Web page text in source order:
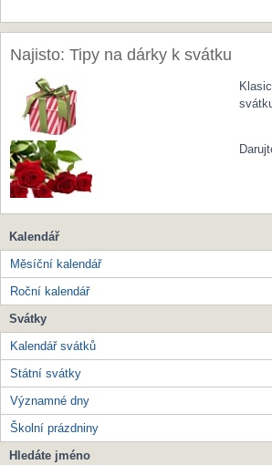
Najisto: Tipy na dárky k svátku
Kalendář
Měsíční kalendář
Roční kalendář
Svátky
Kalendář svátků
Státní svátky
Významné dny
Školní prázdniny
Hledáte jméno